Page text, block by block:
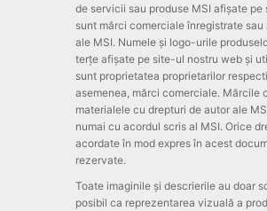
de servicii sau produse MSI afișate
sunt mărci comerciale înregistrate
ale MSI. Numele și logo-urile
terțe afișate pe site-ul nostru web și
sunt proprietatea proprietarilor
asemenea, mărci comerciale. Mărcile
materialele cu drepturi de autor ale
numai cu acordul scris al MSI. Orice
acordate în mod expres în acest
rezervate.
Toate imaginile și descrierile au doar
posibil ca reprezentarea vizuală a